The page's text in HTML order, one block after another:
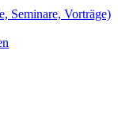
Seminare, Vorträge)